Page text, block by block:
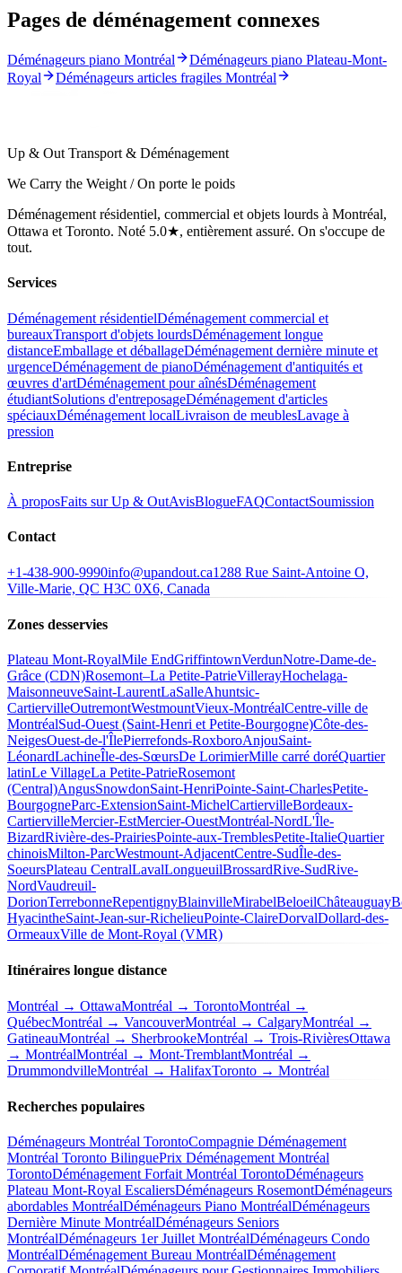
Pages de déménagement connexes
Déménageurs piano Montréal
Déménageurs piano Plateau-Mont-
Royal
Déménageurs articles fragiles Montréal
Up & Out Transport & Déménagement
We Carry the Weight / On porte le poids
Déménagement résidentiel, commercial et objets lourds à Montréal,
Ottawa et Toronto. Noté 5.0★, entièrement assuré. On s'occupe de
tout.
Services
Déménagement résidentielDéménagement commercial et
bureauxTransport d'objets lourdsDéménagement longue
distanceEmballage et déballageDéménagement dernière minute et
urgenceDéménagement de pianoDéménagement d'antiquités et
œuvres d'artDéménagement pour aînésDéménagement
étudiantSolutions d'entreposageDéménagement d'articles
spéciauxDéménagement localLivraison de meublesLavage à
pression
Entreprise
À proposFaits sur Up & OutAvisBlogueFAQContactSoumission
Contact
+1-438-900-9990info@upandout.ca1288 Rue Saint-Antoine O,
Ville-Marie, QC H3C 0X6, Canada
Zones desservies
Plateau Mont-RoyalMile EndGriffintownVerdunNotre-Dame-de-
Grâce (CDN)Rosemont–La Petite-PatrieVillerayHochelaga-
MaisonneuveSaint-LaurentLaSalleAhuntsic-
CartiervilleOutremontWestmountVieux-MontréalCentre-ville de
MontréalSud-Ouest (Saint-Henri et Petite-Bourgogne)Côte-des-
NeigesOuest-de-l'ÎlePierrefonds-RoxboroAnjouSaint-
LéonardLachineÎle-des-SœursDe LorimierMille carré doréQuartier
latinLe VillageLa Petite-PatrieRosemont
(Central)AngusSnowdonSaint-HenriPointe-Saint-CharlesPetite-
BourgogneParc-ExtensionSaint-MichelCartiervilleBordeaux-
CartiervilleMercier-EstMercier-OuestMontréal-NordL'Île-
BizardRivière-des-PrairiesPointe-aux-TremblesPetite-ItalieQuartier
chinoisMilton-ParcWestmount-AdjacentCentre-SudÎle-des-
SoeursPlateau CentralLavalLongueuilBrossardRive-SudRive-
NordVaudreuil-
DorionTerrebonneRepentignyBlainvilleMirabelBeloeilChâteauguay
HyacintheSaint-Jean-sur-RichelieuPointe-ClaireDorvalDollard-des-
OrmeauxVille de Mont-Royal (VMR)
Itinéraires longue distance
Montréal → OttawaMontréal → TorontoMontréal →
QuébecMontréal → VancouverMontréal → CalgaryMontréal →
GatineauMontréal → SherbrookeMontréal → Trois-RivièresOttawa
→ MontréalMontréal → Mont-TremblantMontréal →
DrummondvilleMontréal → HalifaxToronto → Montréal
Recherches populaires
Déménageurs Montréal TorontoCompagnie Déménagement
Montréal Toronto BilinguePrix Déménagement Montréal
TorontoDéménagement Forfait Montréal TorontoDéménageurs
Plateau Mont-Royal EscaliersDéménageurs RosemontDéménageurs
abordables MontréalDéménageurs Piano MontréalDéménageurs
Dernière Minute MontréalDéménageurs Seniors
MontréalDéménageurs 1er Juillet MontréalDéménageurs Condo
MontréalDéménagement Bureau MontréalDéménagement